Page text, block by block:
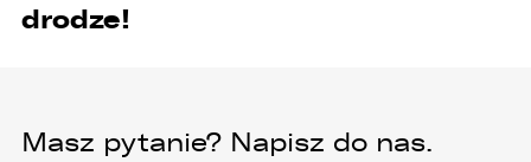
drodze!
Masz pytanie? Napisz do nas.